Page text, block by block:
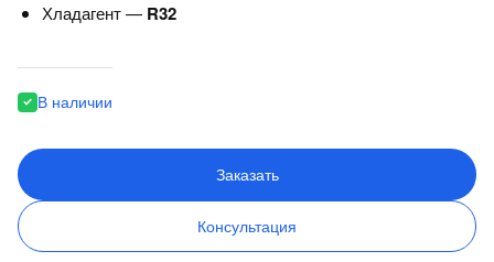
Хладагент — R32
В наличии
Заказать
Консультация